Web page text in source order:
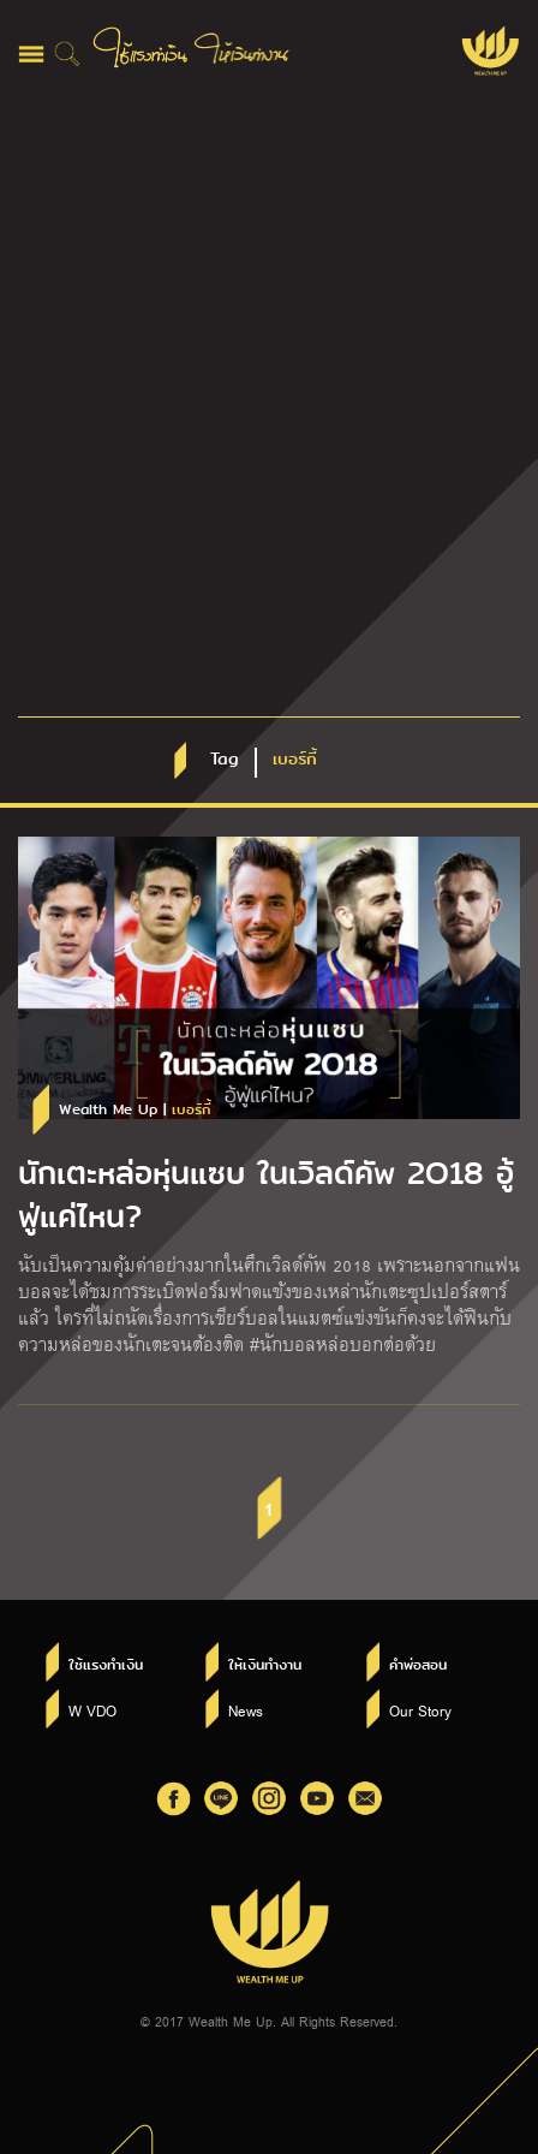
Tag เบอร์กี้
Wealth Me Up | เบอร์กี้
นักเตะหล่อหุ่นแซบ ในเวิลด์คัพ 2O18 อู้
ฟู่แค่ไหน?
นับเป็นความคุ้มค่าอย่างมากในศึกเวิลด์คัพ 2018 เพราะนอกจากแฟน
บอลจะได้ชมการระเบิดฟอร์มฟาดแข้งของเหล่านักเตะซุปเปอร์สตาร์
แล้ว ใครที่ไม่ถนัดเรื่องการเชียร์บอลในแมตซ์แข่งขันก็คงจะได้ฟินกับ
ความหล่อของนักเตะจนต้องติด #นักบอลหล่อบอกต่อด้วย
1
ใช้แรงทำเงิน ให้เงินทำงาน คำพ่อสอน
W VDO News Our Story
© 2017 Wealth Me Up. All Rights Reserved.